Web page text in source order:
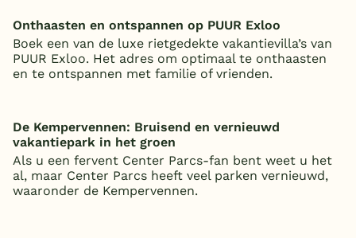
Onthaasten en ontspannen op PUUR Exloo
Boek een van de luxe rietgedekte vakantievilla’s van
PUUR Exloo. Het adres om optimaal te onthaasten
en te ontspannen met familie of vrienden.
De Kempervennen: Bruisend en vernieuwd
vakantiepark in het groen
Als u een fervent Center Parcs-fan bent weet u het
al, maar Center Parcs heeft veel parken vernieuwd,
waaronder de Kempervennen.